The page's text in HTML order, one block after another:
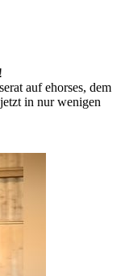
auf ehorses, dem
in nur wenigen